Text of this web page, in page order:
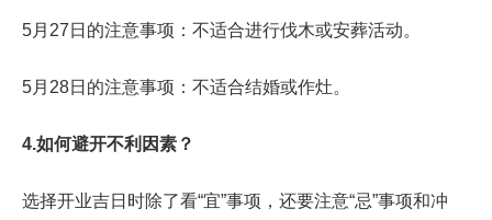
5月27日的注意事项：不适合进行伐木或安葬活动。
5月28日的注意事项：不适合结婚或作灶。
4.如何避开不利因素？
选择开业吉日时除了看“宜”事项，还要注意“忌”事项和冲